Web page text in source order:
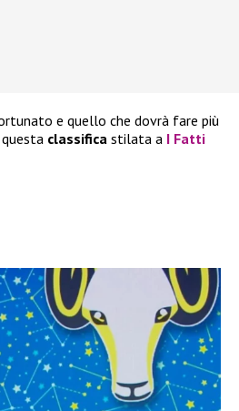
e quello che dovrà fare più
classifica stilata a I Fatti